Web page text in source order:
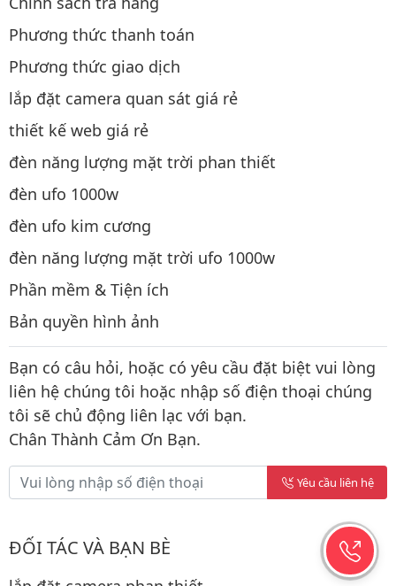
Phương thức thanh toán
Phương thức giao dịch
lắp đặt camera quan sát giá rẻ
thiết kế web giá rẻ
đèn năng lượng mặt trời phan thiết
đèn ufo 1000w
đèn ufo kim cương
đèn năng lượng mặt trời ufo 1000w
Phần mềm & Tiện ích
Bản quyền hình ảnh
Bạn có câu hỏi, hoặc có yêu cầu đặt biệt vui lòng
liên hệ chúng tôi hoặc nhập số điện thoại chúng
tôi sẽ chủ động liên lạc với bạn.
Chân Thành Cảm Ơn Bạn.
Yêu cầu liên hệ
ĐỐI TÁC VÀ BẠN BÈ